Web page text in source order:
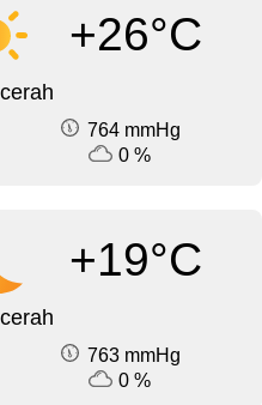
+26°C
764 mmHg
0 %
+19°C
763 mmHg
0 %